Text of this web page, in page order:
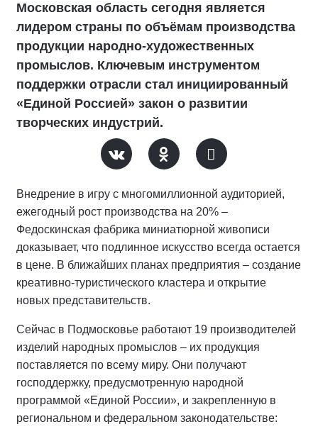
Московская область сегодня является
лидером страны по объёмам производства
продукции народно-художественных
промыслов. Ключевым инструментом
поддержки отрасли стал инициированный
«Единой Россией» закон о развитии
творческих индустрий.
Внедрение в игру с многомиллионной аудиторией,
ежегодный рост производства на 20% –
Федоскинская фабрика миниатюрной живописи
доказывает, что подлинное искусство всегда остается
в цене. В ближайших планах предприятия – создание
креативно-туристического кластера и открытие
новых представительств.
Сейчас в Подмосковье работают 19 производителей
изделий народных промыслов – их продукция
поставляется по всему миру. Они получают
господдержку, предусмотренную народной
программой «Единой России», и закрепленную в
региональном и федеральном законодательстве: